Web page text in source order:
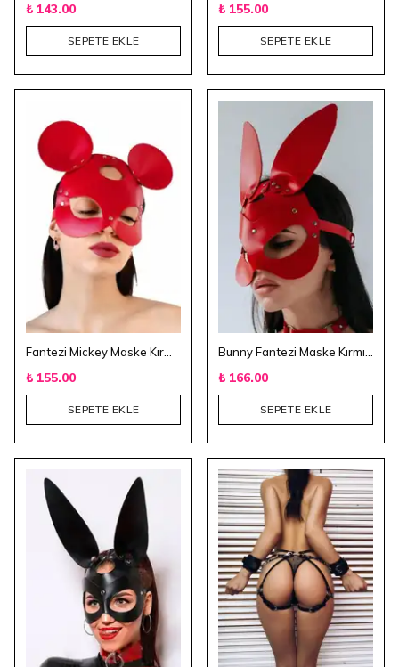
₺ 143.00
SEPETE EKLE
₺ 155.00
SEPETE EKLE
₺ 155.00
SEPETE EKLE
₺ 166.00
SEPETE EKLE